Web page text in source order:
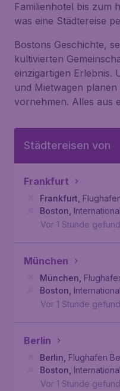
Familienhotel bis zum
was eine Städtereise
Bostons Geschichte,
kultivierten
einzigartigen Erlebnis.
und Mietwagen
vornehmen. Alles aus
Städtereisen von
Frankfurt
Frankfurt
Boston
Vor 1 Stunde
München
München
Boston
Vor 1 Stunde
Berlin
Berlin Flughafen
Boston
Vor 1 Stunde